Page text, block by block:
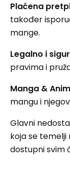
Plaćena
također
mange.
Legalno i
pravima i
Manga &
mangu i
Glavni
koja se temelji
dostupni svim